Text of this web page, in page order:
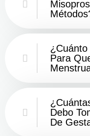
Para
Debo
De